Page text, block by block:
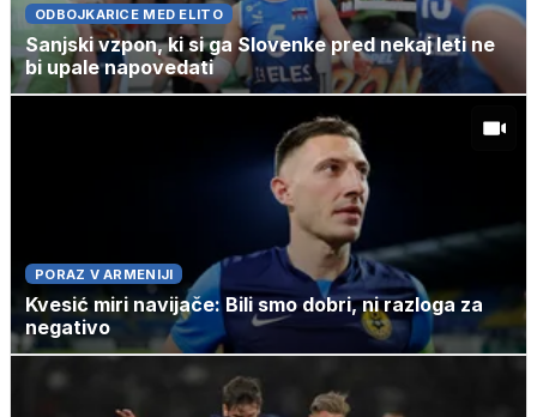
ODBOJKARICE MED ELITO
Sanjski vzpon, ki si ga Slovenke pred nekaj leti ne
bi upale napovedati
PORAZ V ARMENIJI
Kvesić miri navijače: Bili smo dobri, ni razloga za
negativo